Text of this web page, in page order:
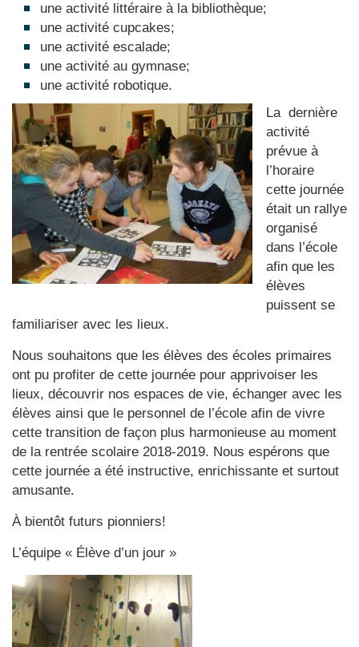
une activité littéraire à la bibliothèque;
une activité cupcakes;
une activité escalade;
une activité au gymnase;
une activité robotique.
La dernière
activité
prévue à
l’horaire
cette journée
était un rallye
organisé
dans l’école
afin que les
élèves
puissent se
familiariser avec les lieux.
Nous souhaitons que les élèves des écoles primaires
ont pu profiter de cette journée pour apprivoiser les
lieux, découvrir nos espaces de vie, échanger avec les
élèves ainsi que le personnel de l’école afin de vivre
cette transition de façon plus harmonieuse au moment
de la rentrée scolaire 2018-2019. Nous espérons que
cette journée a été instructive, enrichissante et surtout
amusante.
À bientôt futurs pionniers!
L’équipe « Élève d’un jour »